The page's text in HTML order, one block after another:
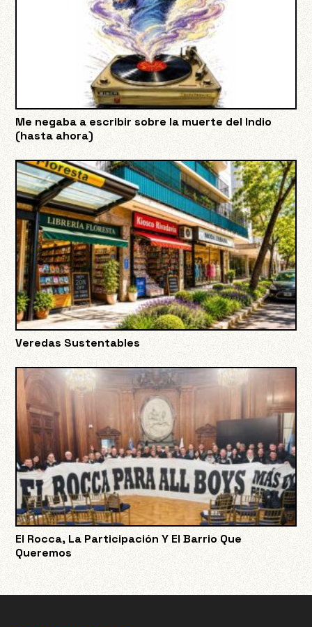
Me negaba a escribir sobre la muerte del Indio
(hasta ahora)
Veredas Sustentables
El Rocca, La Participación Y El Barrio Que
Queremos